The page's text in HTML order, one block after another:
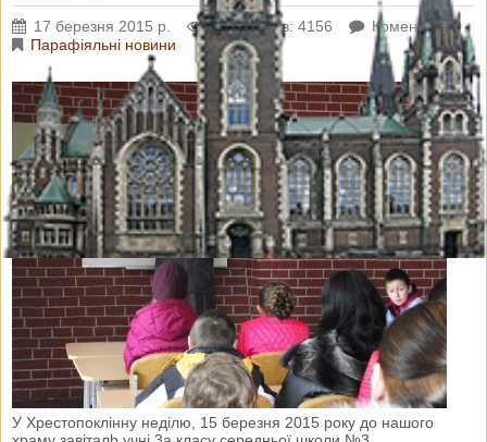
17 березня 2015 р. Переглядів: 4156
Коментарі: 0
Парафіяльні новини
У Хрестопоклінну неділю, 15 березня 2015 року до нашого